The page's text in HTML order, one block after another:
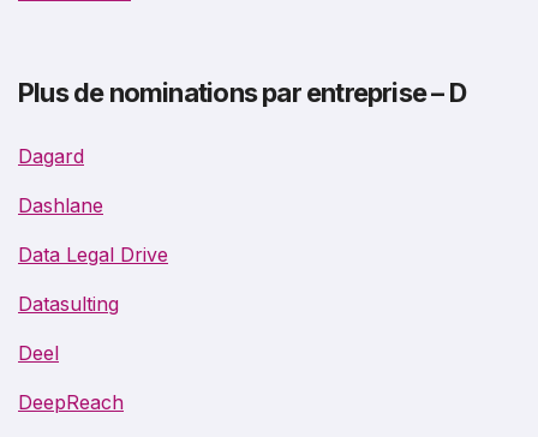
Plus de nominations par entreprise – D
Dagard
Dashlane
Data Legal Drive
Datasulting
Deel
DeepReach